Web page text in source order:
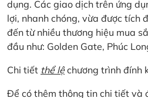
dụng. Các giao dịch trên ứng
lợi, nhanh chóng, vừa được tích
đến từ nhiều thương hiệu mua
đầu như: Golden Gate, Phúc
Chi tiết thể lệchương trình đính
Để có thêm thông tin chi tiết và